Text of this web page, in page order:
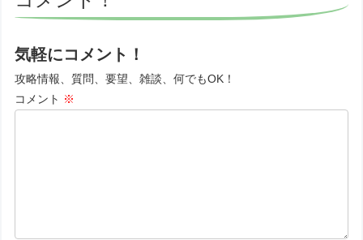
気軽にコメント！
攻略情報、質問、要望、雑談、何でもOK！
コメント ※